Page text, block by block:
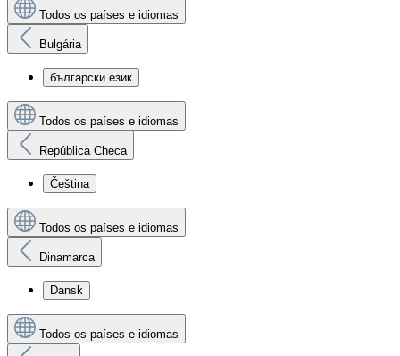
Todos os países e idiomas
Bulgária
български език
Todos os países e idiomas
República Checa
Čeština
Todos os países e idiomas
Dinamarca
Dansk
Todos os países e idiomas